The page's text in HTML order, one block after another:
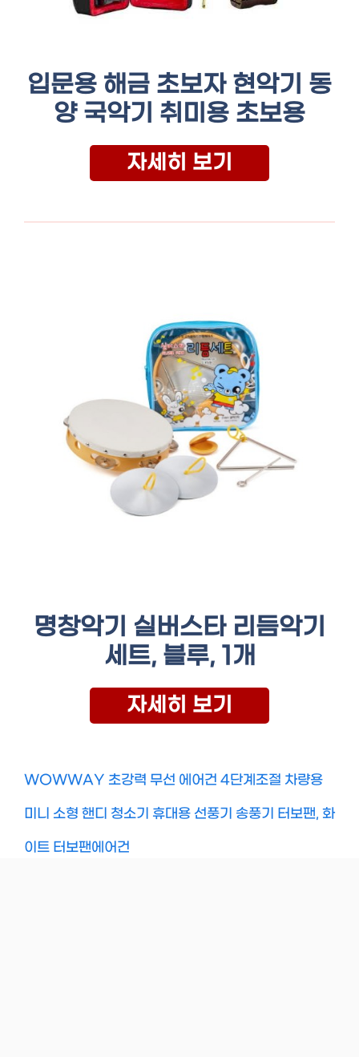
입문용 해금 초보자 현악기 동
양 국악기 취미용 초보용
자세히 보기
명창악기 실버스타 리듬악기
세트, 블루, 1개
자세히 보기
WOWWAY 초강력 무선 에어건 4단계조절 차량용
미니 소형 핸디 청소기 휴대용 선풍기 송풍기 터보팬, 화
이트 터보팬에어건